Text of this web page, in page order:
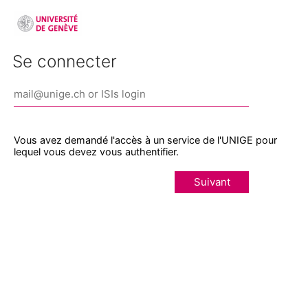
Se connecter
Vous avez demandé l'accès à un service de l'UNIGE pour
lequel vous devez vous authentifier.
Suivant